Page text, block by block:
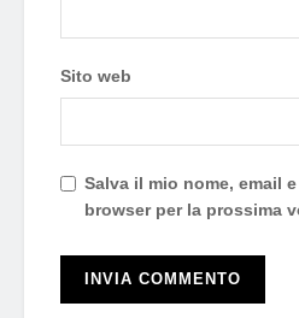
Sito web
Salva il mio nome, email
browser per la prossima